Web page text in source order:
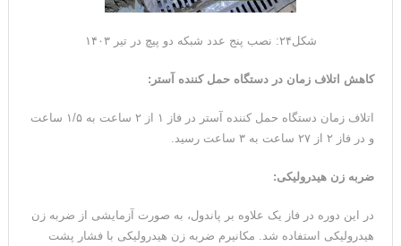
شکل۲۴: نصب پنج عدد شبکه دو پیچ در تیر ۱۴۰۳
کاهش اتلاف زمان در دستگاه حمل کننده آستر:
اتلاف زمان دستگاه حمل کننده آستر در فاز ۱ از ۲ ساعت به ۱/۵ ساعت
و در فاز ۲ از ۲۷ ساعت به ۳ ساعت رسید.
ضربه زن هیدرولیکی:
در این دوره در فاز یک علاوه بر پاندول، به صورت آزمایشی از ضربه زن
هیدرولیکی استفاده شد. مکانیرم ضربه زن هیدرولیکی با فشار پشت